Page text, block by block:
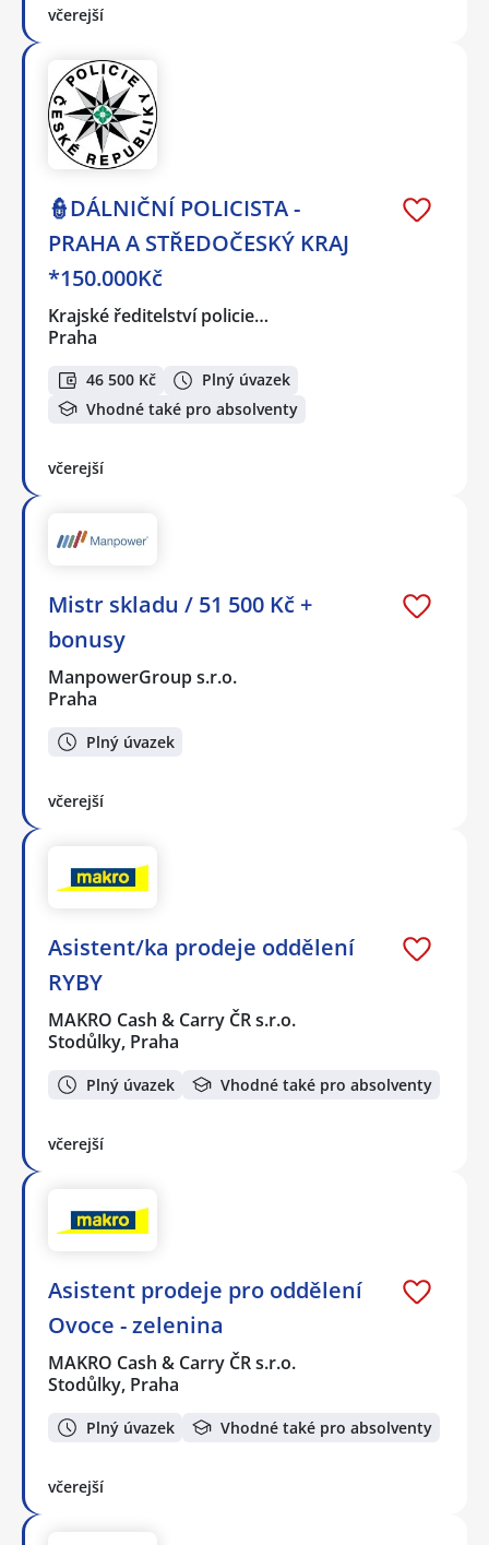
včerejší
👮DÁLNIČNÍ POLICISTA -
PRAHA A STŘEDOČESKÝ KRAJ
*150.000Kč
Krajské ředitelství policie…
Praha
46 500 Kč
Plný úvazek
Vhodné také pro absolventy
včerejší
Mistr skladu / 51 500 Kč +
bonusy
ManpowerGroup s.r.o.
Praha
Plný úvazek
včerejší
Asistent/ka prodeje oddělení
RYBY
MAKRO Cash & Carry ČR s.r.o.
Stodůlky, Praha
Plný úvazek Vhodné také pro absolventy
včerejší
Asistent prodeje pro oddělení
Ovoce - zelenina
MAKRO Cash & Carry ČR s.r.o.
Stodůlky, Praha
Plný úvazek Vhodné také pro absolventy
včerejší